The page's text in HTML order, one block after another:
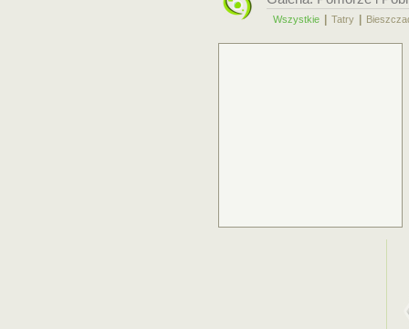
Wszystkie Tatry